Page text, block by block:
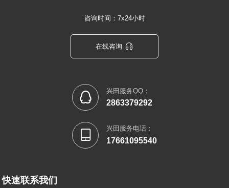
咨询时间：7x24小时
在线咨询 
 兴田服务QQ：
2863379292
 兴田服务电话：
17661095540
快速联系我们